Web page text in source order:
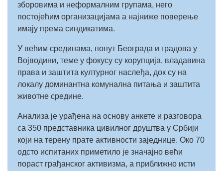
зборовима и неформалним групама, него
постојећим организацијама а најниже поверење
имају према синдикатима.
У већим срединама, попут Београда и градова у
Војводини, теме у фокусу су корупција, владавина
права и заштита културног наслеђа, док су на
локалу доминантна комунална питања и заштита
животне средине.
Анализа је урађена на основу анкете и разговора
са 350 представника цивилног друштва у Србији
који на терену прате активности заједнице. Око 70
одсто испитаних приметило је значајно већи
пораст грађанског активизма, а приближно исти